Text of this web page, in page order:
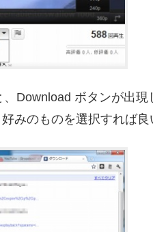
Download ボタンが出
みのものを選択すれば良